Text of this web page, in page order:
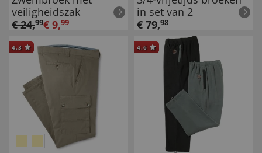
veiligheidszak
€24,99€ 9,99
in set van 2
€ 79,98
4.3 4.6